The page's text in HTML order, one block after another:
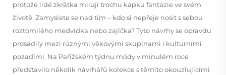
protože lidé zkrátka milují trochu kapku fantazie ve svém
životě. Zamyslete se nad tím – kdo si nepřeje nosit s sebou
roztomilého medvídka nebo zajíčka? Tyto návrhy se opravdu
prosadily mezi různými věkovými skupinami i kulturními
pozadími. Na Pařížském týdnu módy v minulém roce
představilo několik návrhářů kolekce s těmito okouzlujícími